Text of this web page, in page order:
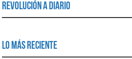
Revolución a Diario
Lo Más Reciente